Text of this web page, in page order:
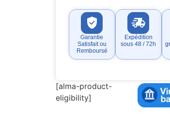
Garantie
Satisfait ou
Remboursé
Expédition
sous 48 / 72h
[alma-product-
eligibility]